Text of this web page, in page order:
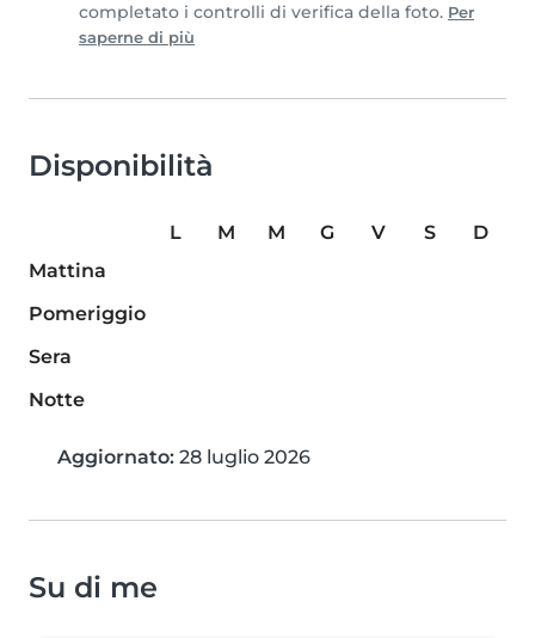
completato i controlli di verifica della foto. Per
saperne di più
Disponibilità
L M M G V S
D
Mattina
Pomeriggio
Sera
Notte
Aggiornato: 28 luglio 2026
Su di me